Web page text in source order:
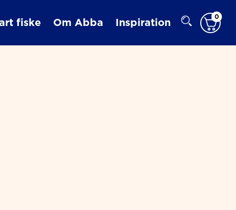
fiske Om Abba Inspiration 0